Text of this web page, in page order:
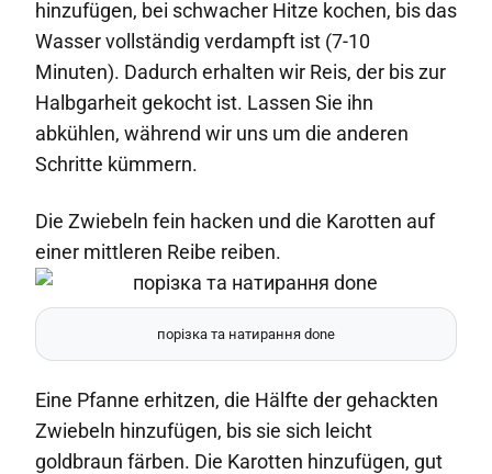
hinzufügen, bei schwacher Hitze kochen, bis das
Wasser vollständig verdampft ist (7-10
Minuten). Dadurch erhalten wir Reis, der bis zur
Halbgarheit gekocht ist. Lassen Sie ihn
abkühlen, während wir uns um die anderen
Schritte kümmern.
Die Zwiebeln fein hacken und die Karotten auf
einer mittleren Reibe reiben.
порізка та натирання done
Eine Pfanne erhitzen, die Hälfte der gehackten
Zwiebeln hinzufügen, bis sie sich leicht
goldbraun färben. Die Karotten hinzufügen, gut